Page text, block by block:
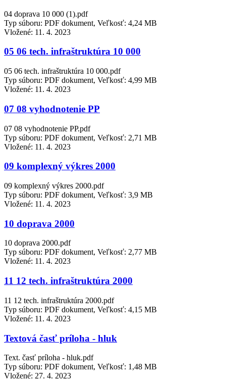
04 doprava 10 000 (1).pdf
Typ súboru: PDF dokument, Veľkosť: 4,24 MB
Vložené: 11. 4. 2023
05 06 tech. infraštruktúra 10 000
05 06 tech. infraštruktúra 10 000.pdf
Typ súboru: PDF dokument, Veľkosť: 4,99 MB
Vložené: 11. 4. 2023
07 08 vyhodnotenie PP
07 08 vyhodnotenie PP.pdf
Typ súboru: PDF dokument, Veľkosť: 2,71 MB
Vložené: 11. 4. 2023
09 komplexný výkres 2000
09 komplexný výkres 2000.pdf
Typ súboru: PDF dokument, Veľkosť: 3,9 MB
Vložené: 11. 4. 2023
10 doprava 2000
10 doprava 2000.pdf
Typ súboru: PDF dokument, Veľkosť: 2,77 MB
Vložené: 11. 4. 2023
11 12 tech. infraštruktúra 2000
11 12 tech. infraštruktúra 2000.pdf
Typ súboru: PDF dokument, Veľkosť: 4,15 MB
Vložené: 11. 4. 2023
Textová časť príloha - hluk
Text. časť príloha - hluk.pdf
Typ súboru: PDF dokument, Veľkosť: 1,48 MB
Vložené: 27. 4. 2023